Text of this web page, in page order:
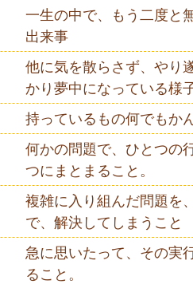
一生の中で、もう二度と
出来事
他に気を散らさず、やり
かり夢中になっている様
持っているもの何でもか
何かの問題で、ひとつの
つにまとまること。
複雑に入り組んだ問題を
で、解決してしまうこと
急に思いたって、その実
ること。